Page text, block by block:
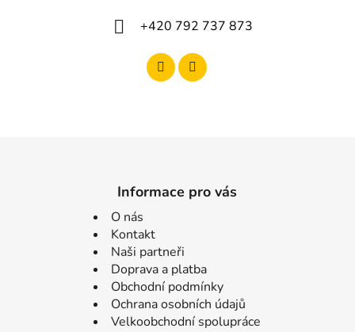
+420 792 737 873
Informace pro vás
O nás
Kontakt
Naši partneři
Doprava a platba
Obchodní podmínky
Ochrana osobních údajů
Velkoobchodní spolupráce